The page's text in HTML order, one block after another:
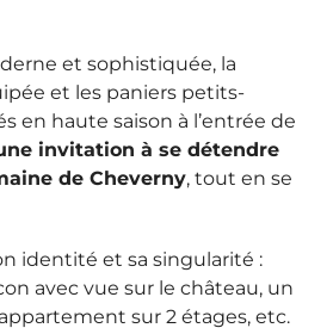
et sophistiquée, la
et les paniers petits-
en haute saison à l’entrée de
invitation à se détendre
de Cheverny, tout en se
identité et sa singularité :
avec vue sur le château, un
sur 2 étages, etc.